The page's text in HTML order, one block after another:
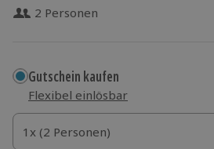
2 Personen
Gutschein kaufen
Flexibel einlösbar
1x (2 Personen)
1x (2 Personen)
1x (2 Personen)